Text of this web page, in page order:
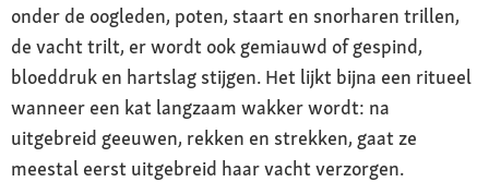
onder de oogleden, poten, staart en snorharen trillen,
de vacht trilt, er wordt ook gemiauwd of gespind,
bloeddruk en hartslag stijgen. Het lijkt bijna een ritueel
wanneer een kat langzaam wakker wordt: na
uitgebreid geeuwen, rekken en strekken, gaat ze
meestal eerst uitgebreid haar vacht verzorgen.